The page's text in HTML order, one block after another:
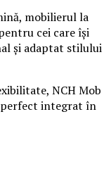
mobilierul la
cei care își
și adaptat stilului
NCH Mob
integrat în